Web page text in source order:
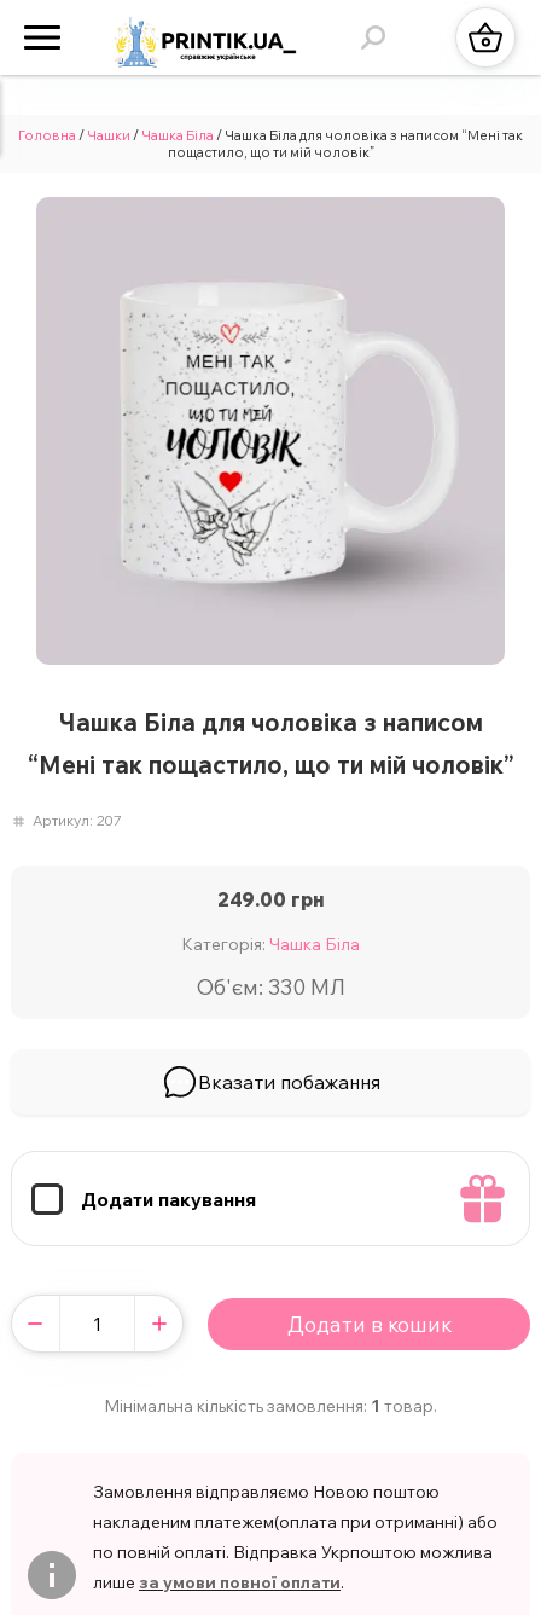
Головна / Чашки / Чашка Біла / Чашка Біла для чоловіка з написом “Мені так
пощастило, що ти мій чоловік”
Чашка Біла для чоловіка з написом
“Мені так пощастило, що ти мій чоловік”
Артикул: 207
249.00 грн
Категорія: Чашка Біла
Об'єм: 330 МЛ
Вказати побажання
Додати пакування
Додати в кошик
Мінімальна кількість замовлення: 1 товар.
Замовлення відправляємо Новою поштою
накладеним платежем(оплата при отриманні) або
по повній оплаті. Відправка Укрпоштою можлива
лише за умови повної оплати.